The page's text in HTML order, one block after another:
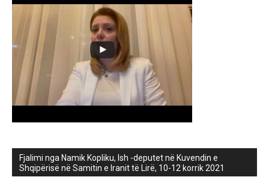
Fjalimi nga Namik Kopliku, Ish -deputet në Kuvendin e
Shqipërisë në Samitin e Iranit të Lirë, 10-12 korrik 2021